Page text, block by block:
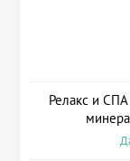
Релакс и